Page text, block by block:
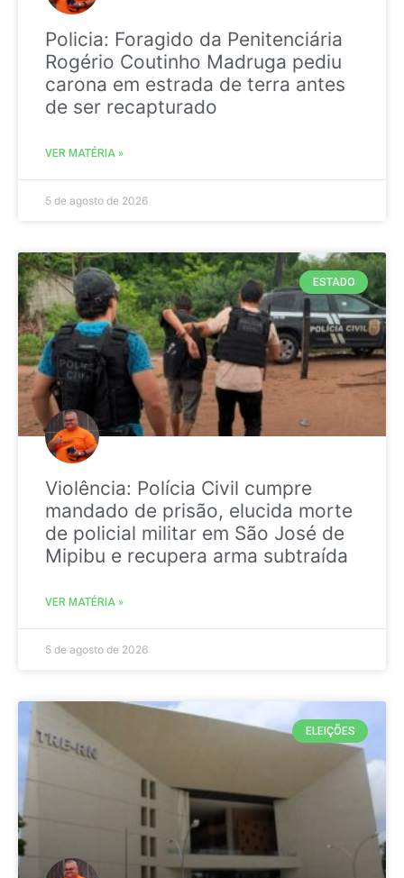
Policia: Foragido da Penitenciária
Rogério Coutinho Madruga pediu
carona em estrada de terra antes
de ser recapturado
VER MATÉRIA »
5 de agosto de 2026
ESTADO
Violência: Polícia Civil cumpre
mandado de prisão, elucida morte
de policial militar em São José de
Mipibu e recupera arma subtraída
VER MATÉRIA »
5 de agosto de 2026
ELEIÇÕES